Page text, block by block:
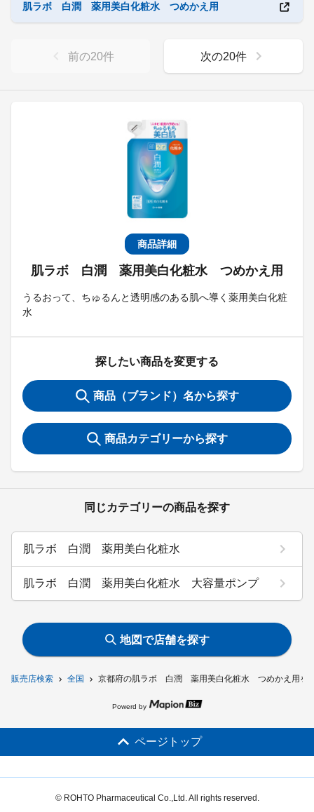
販売店検索 全国 京都府の肌ラボ 白潤 薬用美白化粧水 つめかえ用を
商品詳細
肌ラボ 白潤 薬用美白化粧水 つめかえ用
うるおって、ちゅるんと透明感のある肌へ導く薬用美白化粧
水
探したい商品を変更する
商品（ブランド）名から探す
商品カテゴリーから探す
同じカテゴリーの商品を探す
肌ラボ 白潤 薬用美白化粧水
肌ラボ 白潤 薬用美白化粧水 大容量ポンプ
肌ラボ 白潤 薬用美白化粧水 つめかえ用
前の20件 次の20件
地図で店舗を探す
Powerd by
ページトップ
© ROHTO Pharmaceutical Co.,Ltd. All rights reserved.